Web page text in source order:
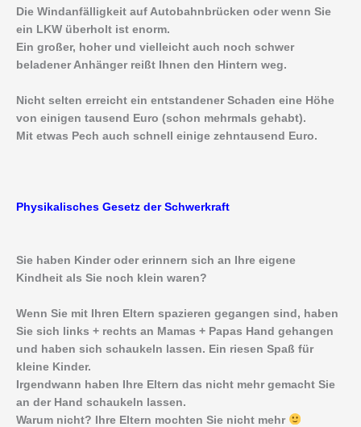
Die Windanfälligkeit auf Autobahnbrücken oder wenn Sie
ein LKW überholt ist enorm.
Ein großer, hoher und vielleicht auch noch schwer
beladener Anhänger reißt Ihnen den Hintern weg.
Nicht selten erreicht ein entstandener Schaden eine Höhe
von einigen tausend Euro (schon mehrmals gehabt).
Mit etwas Pech auch schnell einige zehntausend Euro.
Physikalisches Gesetz der Schwerkraft
Sie haben Kinder oder erinnern sich an Ihre eigene
Kindheit als Sie noch klein waren?
Wenn Sie mit Ihren Eltern spazieren gegangen sind, haben
Sie sich links + rechts an Mamas + Papas Hand gehangen
und haben sich schaukeln lassen. Ein riesen Spaß für
kleine Kinder.
Irgendwann haben Ihre Eltern das nicht mehr gemacht Sie
an der Hand schaukeln lassen.
Warum nicht? Ihre Eltern mochten Sie nicht mehr